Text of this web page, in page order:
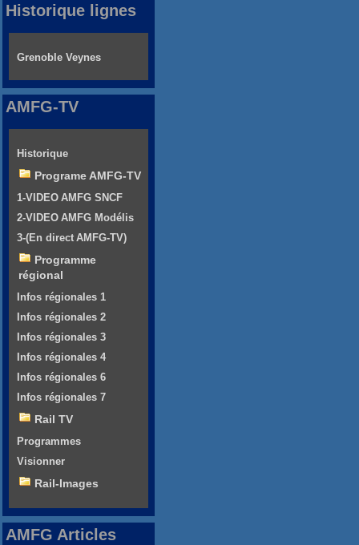
Historique lignes
Grenoble Veynes
AMFG-TV
Historique
Programe AMFG-TV
1-VIDEO AMFG SNCF
2-VIDEO AMFG Modélis
3-(En direct AMFG-TV)
Programme
régional
Infos régionales 1
Infos régionales 2
Infos régionales 3
Infos régionales 4
Infos régionales 6
Infos régionales 7
Rail TV
Programmes
Visionner
Rail-Images
AMFG Articles